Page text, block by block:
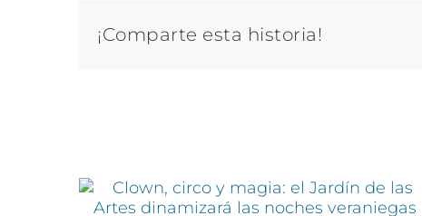
¡Comparte esta historia!